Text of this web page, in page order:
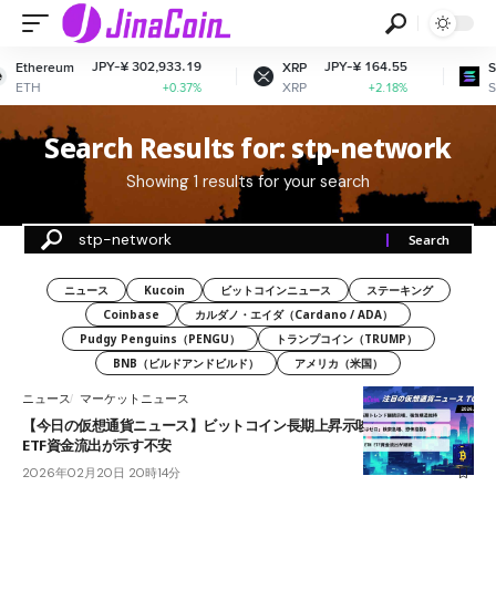
Ethereum
ETH
JPY-¥ 302,933.19
+0.37%
XRP
XRP
JPY-¥ 164.55
+2.18%
Search Results for: stp-network
Showing 1 results for your search
ニュース Kucoin ビットコインニュース
ステーキング
Coinbase
カルダノ・エイダ（Cardano / ADA）
Pudgy Penguins（PENGU）
トランプコイン（TRUMP）
BNB（ビルドアンドビルド）
アメリカ（米国）
ニュース マーケットニュース
【今日の仮想通貨ニュース】ビットコイン長期上昇示唆｜恐怖相場と
ETF資金流出が示す不安
2026年02月20日 20時14分